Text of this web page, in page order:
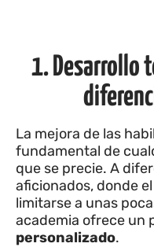
1. Desarrollo
La mejora de las
fundamental de
que se precie. A
aficionados, donde
limitarse a unas
academia ofrece un
personalizado.